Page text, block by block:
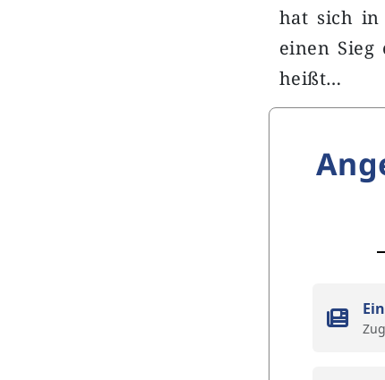
hat sich in
einen
heißt…